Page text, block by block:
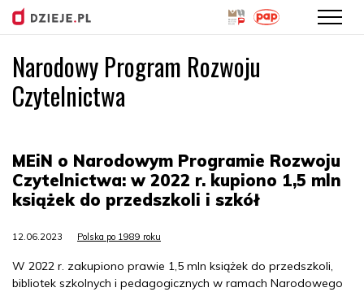
Przejdź
do
Narodowy Program Rozwoju
Czytelnictwa
MEiN o Narodowym Programie Rozwoju
Czytelnictwa: w 2022 r. kupiono 1,5 mln
książek do przedszkoli i szkół
12.06.2023 Polska po 1989 roku
W 2022 r. zakupiono prawie 1,5 mln książek do przedszkoli,
bibliotek szkolnych i pedagogicznych w ramach Narodowego